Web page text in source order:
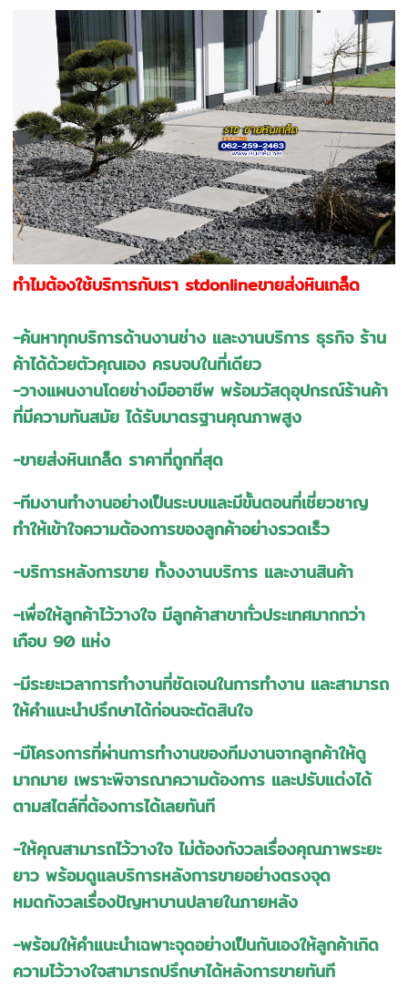
ทำไมต้องใช้บริการกับเรา stdonlineขายส่งหินเกล็ด
-ค้นหาทุกบริการด้านงานช่าง และงานบริการ ธุรกิจ ร้าน
ค้าได้ด้วยตัวคุณเอง ครบจบในที่เดียว
-วางแผนงานโดยช่างมืออาชีพ พร้อมวัสดุอุปกรณ์ร้านค้า
ที่มีความทันสมัย ได้รับมาตรฐานคุณภาพสูง
-ขายส่งหินเกล็ด ราคาที่ถูกที่สุด
-ทีมงานทำงานอย่างเป็นระบบและมีขั้นตอนที่เชี่ยวชาญ
ทำให้เข้าใจความต้องการของลูกค้าอย่างรวดเร็ว
-บริการหลังการขาย ทั้งงงานบริการ และงานสินค้า
-เพื่อให้ลูกค้าไว้วางใจ มีลูกค้าสาขาทั่วประเทศมากกว่า
เกือบ 90 แห่ง
-มีระยะเวลาการทำงานที่ชัดเจนในการทำงาน และสามารถ
ให้คำแนะนำปรึกษาได้ก่อนจะตัดสินใจ
-มีโครงการที่ผ่านการทำงานของทีมงานจากลูกค้าให้ดู
มากมาย เพราะพิจารณาความต้องการ และปรับแต่งได้
ตามสไตล์ที่ต้องการได้เลยทันที
-ให้คุณสามารถไว้วางใจ ไม่ต้องกังวลเรื่องคุณภาพระยะ
ยาว พร้อมดูแลบริการหลังการขายอย่างตรงจุด
หมดกังวลเรื่องปัญหาบานปลายในภายหลัง
-พร้อมให้คำแนะนำเฉพาะจุดอย่างเป็นกันเองให้ลูกค้าเกิด
ความไว้วางใจสามารถปรึกษาได้หลังการขายทันที